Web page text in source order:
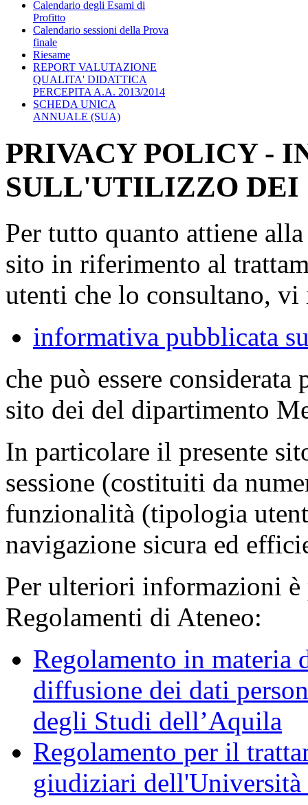
Calendario degli Esami di
Profitto
Calendario sessioni della Prova
finale
Riesame
REPORT VALUTAZIONE
QUALITA' DIDATTICA
PERCEPITA A.A. 2013/2014
SCHEDA UNICA
ANNUALE (SUA)
PRIVACY POLICY -
SULL'UTILIZZO DEI
Per tutto quanto attiene
sito in riferimento al
utenti che lo consultano,
informativa pubblicata
che può essere
sito dei del dipartimento
In particolare il presente
sessione (costituiti da
funzionalità (tipologia
navigazione sicura ed
Per ulteriori informazioni è
Regolamenti di Ateneo:
Regolamento in materia
diffusione dei dati
degli Studi dell’Aquila
Regolamento per il
giudiziari